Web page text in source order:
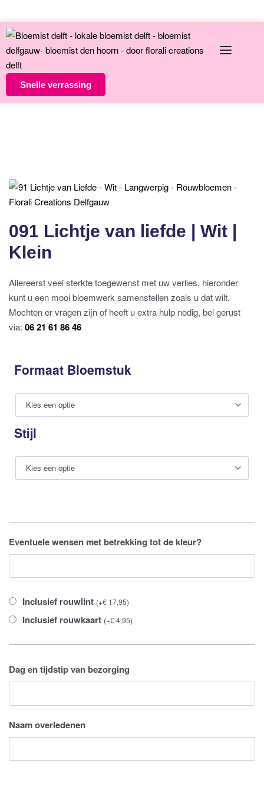
Snelle verrassing
091 Lichtje van liefde | Wit |
Klein
Allereerst veel sterkte toegewenst met uw verlies, hieronder
kunt u een mooi bloemwerk samenstellen zoals u dat wilt.
Mochten er vragen zijn of heeft u extra hulp nodig, bel gerust
via: 06 21 61 86 46
Formaat Bloemstuk
Stijl
Eventuele wensen met betrekking tot de kleur?
Inclusief rouwlint (+€17,95)
Inclusief rouwkaart (+€4,95)
Dag en tijdstip van bezorging
Naam overledenen